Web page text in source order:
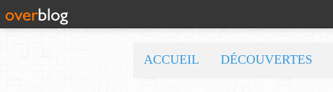
ACCUEIL DÉCOUVERTES